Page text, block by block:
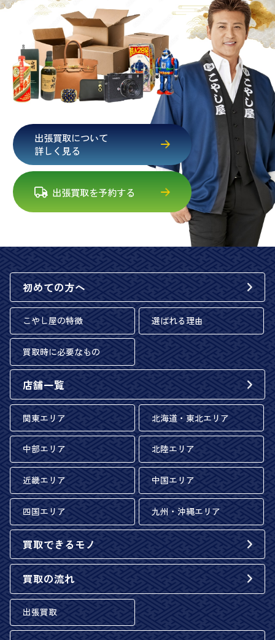
出張買取について
詳しく見る
出張買取を予約する
初めての方へ
こやし屋の特徴 選ばれる理由
買取時に必要なもの
店舗一覧
関東エリア 北海道・東北エリア
中部エリア 北陸エリア
近畿エリア 中国エリア
四国エリア 九州・沖縄エリア
買取できるモノ
買取の流れ
出張買取